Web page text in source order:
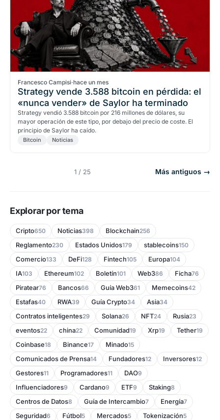
Francesco Campisi·hace un mes
Strategy vende 3.588 bitcoin en pérdida: el
«nunca vender» de Saylor ha terminado
Strategy vendió 3.588 bitcoin por 216 millones de dólares, su
mayor operación de este tipo, por debajo del precio de coste. El
principio de Saylor ha caído.
Bitcoin Noticias
1 / 25 Más antiguos →
Explorar por tema
Cripto650 Noticias398 Blockchain256
Reglamento230 Estados Unidos179 stablecoins150
Comercio133 DeFi128 Fintech105 Europa104
IA103 Ethereum102 Boletín101 Web386 Ficha76
Piratear76 Bancos66 Guía Web361 Memecoins42
Estafas40 RWA39 Guía Crypto34 Asia34
Contratos inteligentes29 Solana26 NFT24 Rusia23
eventos22 china22 Comunidad19 Xrp19 Tether19
Coinbase18 Binance17 Minado15
Comunicados de Prensa14 Fundadores12 Inversores12
Gestores11 Programadores11 DAO9
Influenciadores9 Cardano9 ETF9 Staking8
Centros de Datos8 Guía de Intercambio7 Energía7
Seguridad6 Fútbol5 Mercados5 Tokenización5